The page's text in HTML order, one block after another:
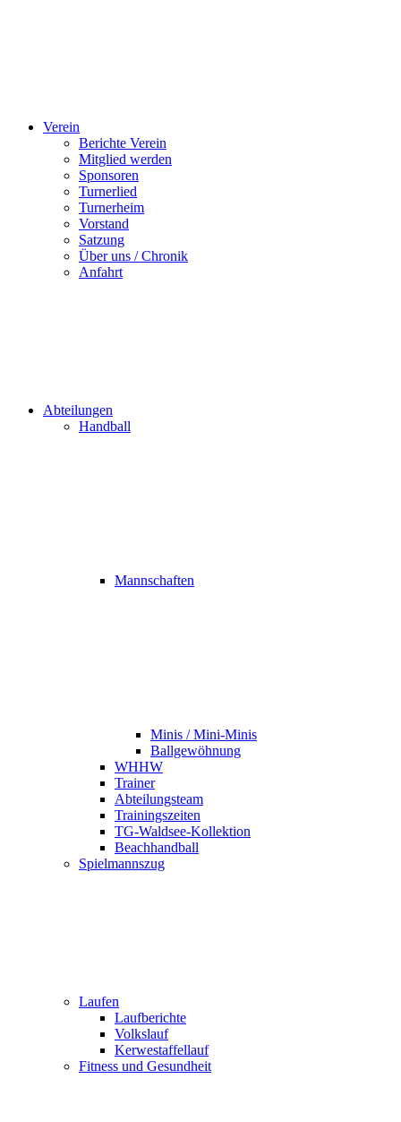
Verein
Berichte Verein
Mitglied werden
Sponsoren
Turnerlied
Turnerheim
Vorstand
Satzung
Über uns / Chronik
Anfahrt
Abteilungen
Handball
Mannschaften
Minis / Mini-Minis
Ballgewöhnung
WHHW
Trainer
Abteilungsteam
Trainingszeiten
TG-Waldsee-Kollektion
Beachhandball
Spielmannszug
Laufen
Laufberichte
Volkslauf
Kerwestaffellauf
Fitness und Gesundheit